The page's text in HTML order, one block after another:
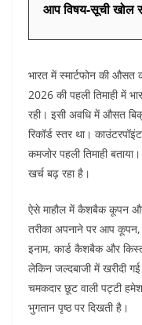
आप विषय-सूची खोल
भारत में स्मार्टफोन की औसत
2026 की पहली तिमाही में
रही। इसी अवधि में औसत
रिकॉर्ड स्तर था।
कमजोर पहली तिमाही
खर्च बढ़ रहा है।
ऐसे माहौल में कैशबैक कूपन
तरीका अपनाने पर आप
इनाम, कार्ड कैशबैक और
लेकिन जल्दबाजी में खरीदी
चमकदार छूट वाली पट्टी
भुगतान पृष्ठ पर दिखती है।